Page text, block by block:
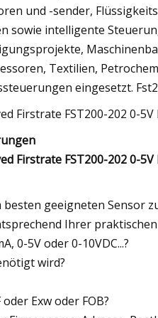
und -sender,
sowie intelligente
Textilien,
eingesetzt.
besten geeigneten Sensor
Ihrer
0-5V oder 0-10VDC...?
wird?
Exw oder FOB?